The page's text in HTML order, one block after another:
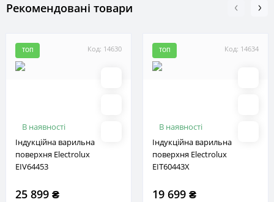
Рекомендовані товари
Код: 14630
ТОП
В наявності
Індукційна варильна
поверхня Electrolux
EIV64453
25 899 ₴
Код: 14634
ТОП
В наявності
Індукційна варильна
поверхня Electrolux
EIT60443X
19 699 ₴